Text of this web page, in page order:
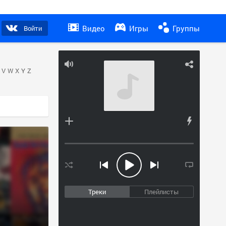
Войти Видео Игры Группы
Треки Плейлисты
V W X Y Z